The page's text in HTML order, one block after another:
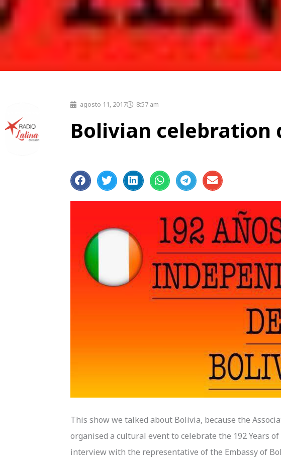
agosto 11, 2017 8:57 am
Bolivian celebration
This show we talked about Bolivia, because the
organised a cultural event to celebrate the 192 Years
interview with the representative of the Embassy of